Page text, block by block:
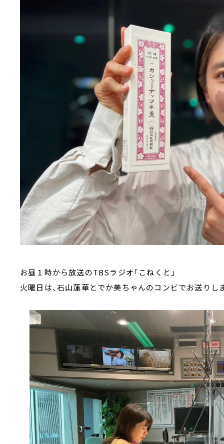
お昼１時から放送のTBSラジオ「こねくと」
火曜日は、石山蓮華とでか美ちゃんのコンビでお送りし